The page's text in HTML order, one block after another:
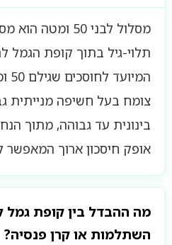
מסלול לבני 50
תלוי-גיל בתוך קופת הגמל
צומח בעל חשיפה מנייתית
בינונית עד גבוהה, מתוך
אופק חיסכון ארוך המאפשר
מה ההבדל בין קופת גמל
השתלמות או קרן פנסיה?